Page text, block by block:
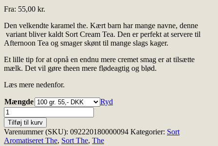
Fra: 55,00 kr.
Den velkendte karamel the. Kært barn har mange navne, denne
variant bliver kaldt Sort Cream Tea. Den er perfekt at servere til
Afternoon Tea og smager skønt til mange slags kager.
Et lille tip for at opnå en endnu mere cremet smag er at tilsætte
mælk. Det vil gøre theen mere flødeagtig og blød.
Læs mere nedenfor.
Mængde
Ryd
Creme
Te
antal
Tilføj til kurv
Varenummer (SKU): 092220180000094 Kategorier: Sort
Aromatiseret The, Sort The, The